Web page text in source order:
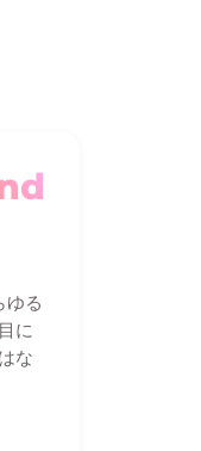
ゆる
に
な